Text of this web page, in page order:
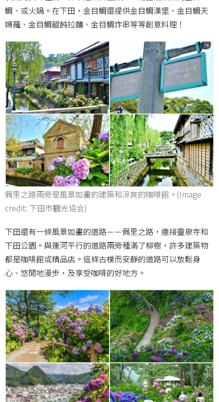
鯛、或火鍋。在下田，金目鯛還提供金目鯛漢堡、金目鯛天
婦羅、金目鯛餛飩拉麵、金目鯛炸串等等創意料理！
佩里之路兩旁是風景如畫的建築和涼爽的咖啡館。(Image
credit: 下田市観光協会)
下田還有一條風景如畫的道路－－佩里之路，連接靈泉寺和
下田公園。與運河平行的道路兩旁種滿了柳樹，許多建築物
都是咖啡館或精品店。這條古樸而安靜的道路可以放鬆身
心、悠閒地漫步，及享受咖啡的好地方。